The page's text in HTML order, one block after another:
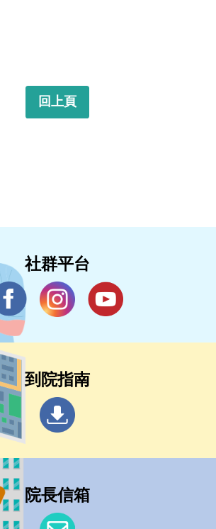
回上頁
社群平台
到院指南
院長信箱